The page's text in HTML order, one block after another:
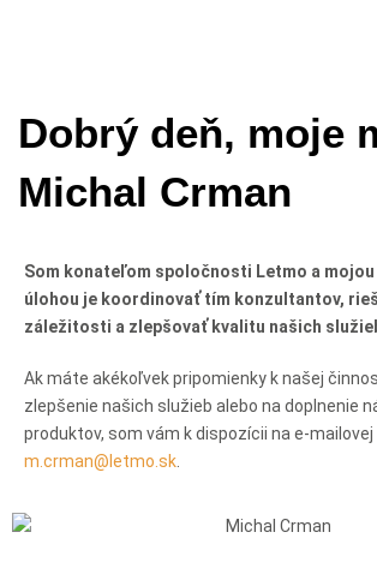
Dobrý deň, moje
Michal Crman
Som konateľom spoločnosti Letmo a
úlohou je koordinovať tím konzultantov,
záležitosti a zlepšovať kvalitu našich
Ak máte akékoľvek pripomienky k našej
zlepšenie našich služieb alebo na doplnenie
produktov, som vám k dispozícii na e-mailovej
m.crman@letmo.sk